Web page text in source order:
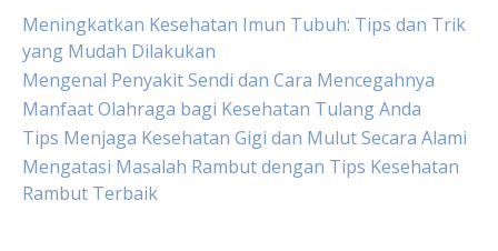
Meningkatkan Kesehatan Imun Tubuh: Tips dan Trik
yang Mudah Dilakukan
Mengenal Penyakit Sendi dan Cara Mencegahnya
Manfaat Olahraga bagi Kesehatan Tulang Anda
Tips Menjaga Kesehatan Gigi dan Mulut Secara Alami
Mengatasi Masalah Rambut dengan Tips Kesehatan
Rambut Terbaik